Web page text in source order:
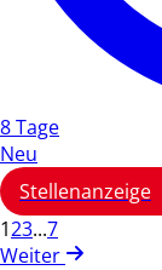
8 Tage
Neu
Stellenanzeige
123...7
Weiter